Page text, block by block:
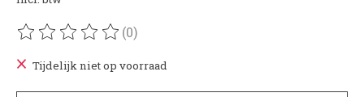
De beoordeling van dit product is
(0)
Tijdelijk niet op voorraad